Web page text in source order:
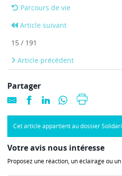
Parcours de vie
Article suivant
15 / 191
Article précédent
Partager
Cet article appartient au dossier
Votre avis nous intéresse
Proposez une réaction, un éclairage ou